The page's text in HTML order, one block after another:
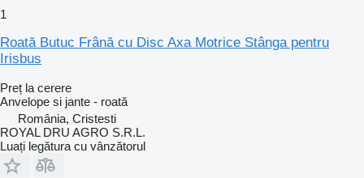
1
Roată Butuc Frână cu Disc Axa Motrice Stânga pentru
Irisbus
Preț la cerere
Anvelope si jante - roată
România, Cristesti
ROYAL DRU AGRO S.R.L.
Luați legătura cu vânzătorul